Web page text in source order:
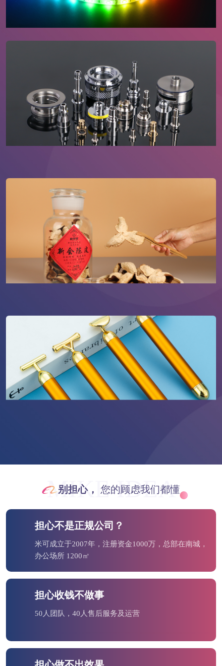
MIKE IDEA
别担心，您的顾虑我们都懂
担心不是正规公司？
米可成立于2007年，注册资金1000万，总部在南城，
办公场所 1200㎡
担心收钱不做事
50人团队，40人售后服务及运营